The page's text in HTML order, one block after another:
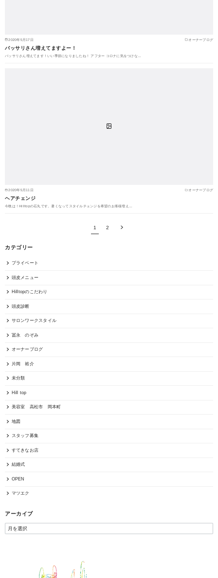
2020年5月17日 オーナーブログ
バッサリさん増えてますよー！
バッサリさん増えてます！いい季節になりましたね！ アフター コロナに気をつけな…
2020年5月11日 オーナーブログ
ヘアチェンジ
今晩は！Hilltopの石丸です。暑くなってスタイルチェンジを希望のお客様増え…
1 2
カテゴリー
プライベート
頭皮メニュー
Hilltopのこだわり
頭皮診断
サロンワークスタイル
冨永 のぞみ
オーナーブログ
片岡 裕介
未分類
Hill top
美容室 高松市 岡本町
地図
スタッフ募集
すてきなお店
結婚式
OPEN
マツエク
アーカイブ